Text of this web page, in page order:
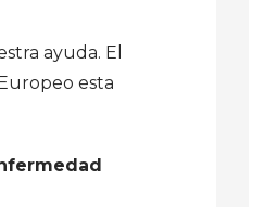
ayuda. El
esta